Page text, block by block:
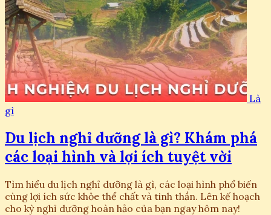
Là
gì
Du lịch nghỉ dưỡng là gì? Khám phá
các loại hình và lợi ích tuyệt vời
Tìm hiểu du lịch nghỉ dưỡng là gì, các loại hình phổ biến
cùng lợi ích sức khỏe thể chất và tinh thần. Lên kế hoạch
cho kỳ nghỉ dưỡng hoàn hảo của bạn ngay hôm nay!